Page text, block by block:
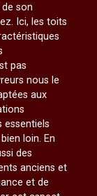
son
Ici, les toits
pas
nous le
aux
essentiels
loin. En
des
anciens et
et de